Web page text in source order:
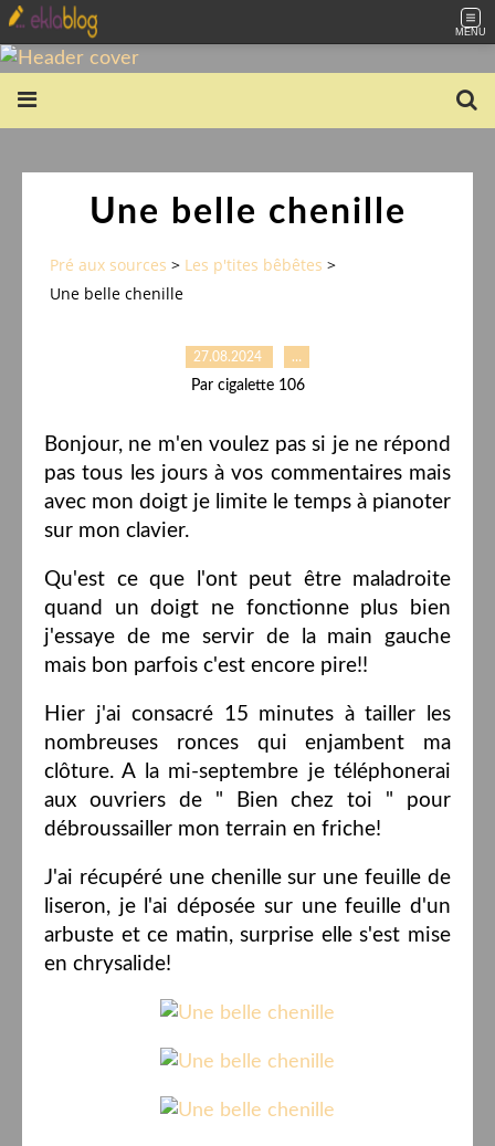
MENU
Une belle chenille
Pré aux sources > Les p'tites bêbêtes >
Une belle chenille
27.08.2024 …
Par cigalette 106
Bonjour, ne m'en voulez pas si je ne répond
pas tous les jours à vos commentaires mais
avec mon doigt je limite le temps à pianoter
sur mon clavier.
Qu'est ce que l'ont peut être maladroite
quand un doigt ne fonctionne plus bien
j'essaye de me servir de la main gauche
mais bon parfois c'est encore pire!!
Hier j'ai consacré 15 minutes à tailler les
nombreuses ronces qui enjambent ma
clôture. A la mi-septembre je téléphonerai
aux ouvriers de " Bien chez toi " pour
débroussailler mon terrain en friche!
J'ai récupéré une chenille sur une feuille de
liseron, je l'ai déposée sur une feuille d'un
arbuste et ce matin, surprise elle s'est mise
en chrysalide!